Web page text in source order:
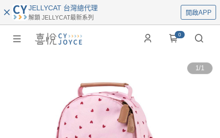
JELLYCAT 台灣總代理
解鎖 JELLYCAT最新系列
開啟APP
0
1/1